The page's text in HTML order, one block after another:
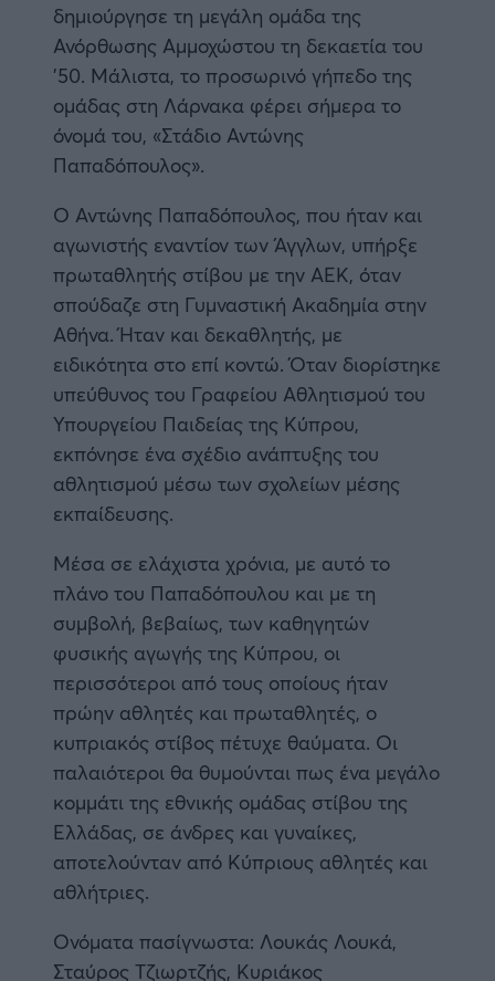
δημιούργησε τη μεγάλη ομάδα της
Ανόρθωσης Αμμοχώστου τη δεκαετία του
’50. Μάλιστα, το προσωρινό γήπεδο της
ομάδας στη Λάρνακα φέρει σήμερα το
όνομά του, «Στάδιο Αντώνης
Παπαδόπουλος».
Ο Αντώνης Παπαδόπουλος, που ήταν και
αγωνιστής εναντίον των Άγγλων, υπήρξε
πρωταθλητής στίβου με την ΑΕΚ, όταν
σπούδαζε στη Γυμναστική Ακαδημία στην
Αθήνα. Ήταν και δεκαθλητής, με
ειδικότητα στο επί κοντώ. Όταν διορίστηκε
υπεύθυνος του Γραφείου Αθλητισμού του
Υπουργείου Παιδείας της Κύπρου,
εκπόνησε ένα σχέδιο ανάπτυξης του
αθλητισμού μέσω των σχολείων μέσης
εκπαίδευσης.
Μέσα σε ελάχιστα χρόνια, με αυτό το
πλάνο του Παπαδόπουλου και με τη
συμβολή, βεβαίως, των καθηγητών
φυσικής αγωγής της Κύπρου, οι
περισσότεροι από τους οποίους ήταν
πρώην αθλητές και πρωταθλητές, ο
κυπριακός στίβος πέτυχε θαύματα. Οι
παλαιότεροι θα θυμούνται πως ένα μεγάλο
κομμάτι της εθνικής ομάδας στίβου της
Ελλάδας, σε άνδρες και γυναίκες,
αποτελούνταν από Κύπριους αθλητές και
αθλήτριες.
Ονόματα πασίγνωστα: Λουκάς Λουκά,
Σταύρος Τζιωρτζής, Κυριάκος